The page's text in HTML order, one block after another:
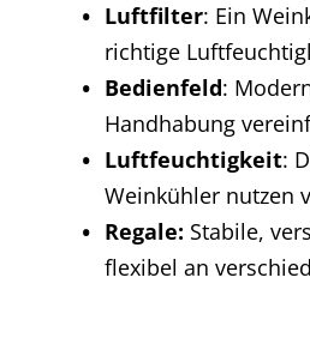
Luftfilter: Ein
richtige
Bedienfeld:
Handhabung
Luftfeuchtigkeit:
Weinkühler nutzen
Regale: Stabile,
flexibel an